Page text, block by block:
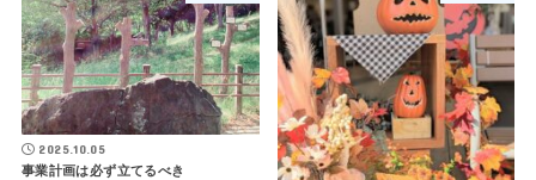
2025.10.05
事業計画は必ず立てるべき